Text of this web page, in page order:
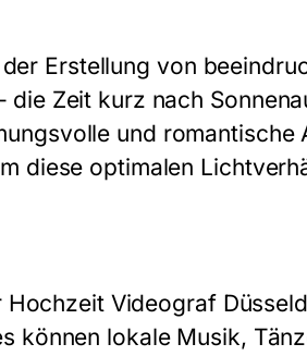
Erstellung von
Zeit kurz nach
und romantische
diese optimalen
Videograf
können lokale Musik,